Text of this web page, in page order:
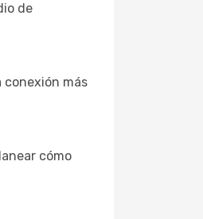
de
conexión más
cómo